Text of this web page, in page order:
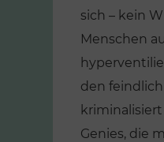
sich – kein
Menschen
den
Genies, die